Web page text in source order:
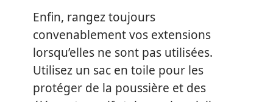
Enfin, rangez toujours
convenablement vos extensions
lorsqu’elles ne sont pas utilisées.
Utilisez un sac en toile pour les
protéger de la poussière et des